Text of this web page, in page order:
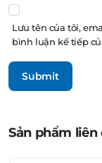
Lưu tên của tôi,
bình luận kế tiếp
Sản phẩm liên